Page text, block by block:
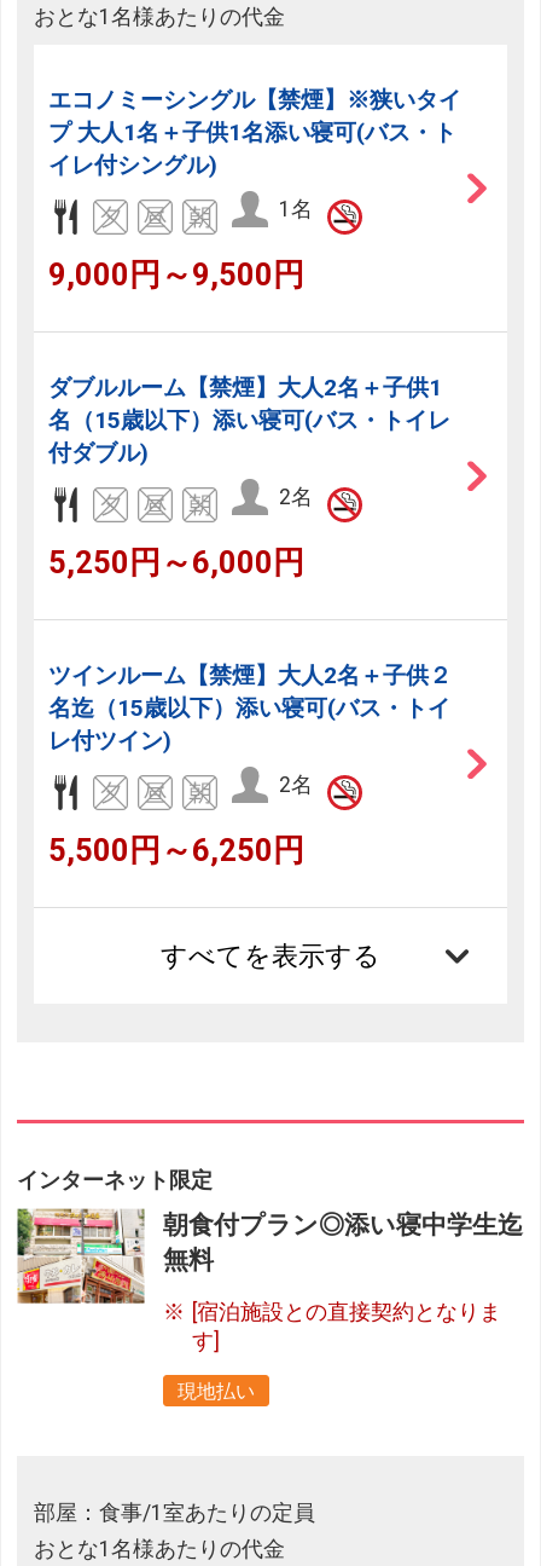
おとな1名様あたりの代金
エコノミーシングル【禁煙】※狭いタイ
プ 大人1名＋子供1名添い寝可(バス・ト
イレ付シングル)
1名
9,000円～9,500円
ダブルルーム【禁煙】大人2名＋子供1
名（15歳以下）添い寝可(バス・トイレ
付ダブル)
2名
5,250円～6,000円
ツインルーム【禁煙】大人2名＋子供２
名迄（15歳以下）添い寝可(バス・トイ
レ付ツイン)
2名
5,500円～6,250円
すべてを表示する
インターネット限定
朝食付プラン◎添い寝中学生迄
無料
[宿泊施設との直接契約となりま
す]
現地払い
部屋：食事/1室あたりの定員
おとな1名様あたりの代金